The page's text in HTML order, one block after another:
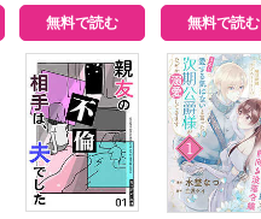
無料で読む 無料で読む